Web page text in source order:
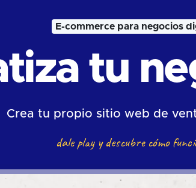
E-commerce para negocios
tu
Crea tu propio sitio web de
dale play y descubre cómo